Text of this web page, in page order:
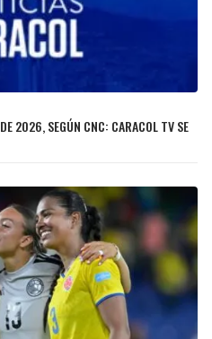
2026, SEGÚN CNC: CARACOL TV SE